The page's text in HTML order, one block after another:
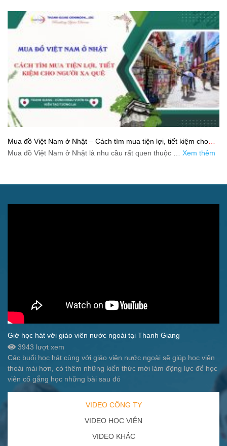
Mua đồ Việt Nam ở Nhật – Cách tìm mua tiện lợi, tiết kiệm cho
người xa quê
Mua đồ Việt Nam ở Nhật là nhu cầu rất quen thuộc … Xem thêm
Giờ học hát với giáo viên nước ngoài tại Thanh Giang
3943 lượt xem
Các buổi học hát cùng với giáo viên nước ngoài sẽ giúp học viên
thoải mái hơn, có thêm những kiến thức mới làm động lực để học
viên cố gắng học những bài sau đó
VIDEO CÔNG TY
VIDEO HỌC VIÊN
VIDEO KHÁC